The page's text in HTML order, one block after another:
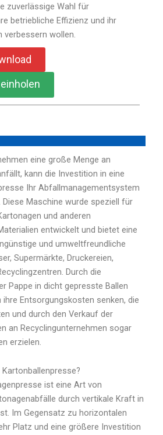
zuverlässige Wahl für
betriebliche Effizienz und ihr
verbessern wollen.
eine große Menge an
kann die Investition in eine
Ihr Abfallmanagementsystem
Maschine wurde speziell für
und anderen
entwickelt und bietet eine
und umweltfreundliche
Supermärkte, Druckereien,
Durch die
Pappe in dicht gepresste Ballen
ihre Entsorgungskosten senken, die
und durch den Verkauf der
an Recyclingunternehmen sogar
erzielen.
ist eine Art von
durch vertikale Kraft in
Im Gegensatz zu horizontalen
Platz und eine größere Investition